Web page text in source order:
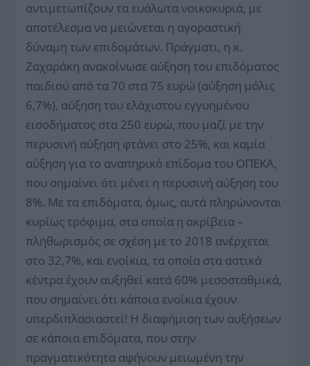
αντιμετωπίζουν τα ευάλωτα νοικοκυριά, με
αποτέλεσμα να μειώνεται η αγοραστική
δύναμη των επιδομάτων. Πράγματι, η κ.
Ζαχαράκη ανακοίνωσε αύξηση του επιδόματος
παιδιού από τα 70 στα 75 ευρώ (αύξηση μόλις
6,7%), αύξηση του ελάχιστου εγγυημένου
εισοδήματος στα 250 ευρώ, που μαζί με την
περυσινή αύξηση φτάνει στο 25%, και καμία
αύξηση για το αναπηρικό επίδομα του ΟΠΕΚΑ,
που σημαίνει ότι μένει η περυσινή αύξηση του
8%. Με τα επιδόματα, όμως, αυτά πληρώνονται
κυρίως τρόφιμα, στα οποία η ακρίβεια –
πληθωρισμός σε σχέση με το 2018 ανέρχεται
στο 32,7%, και ενοίκια, τα οποία στα αστικά
κέντρα έχουν αυξηθεί κατά 60% μεσοσταθμικά,
που σημαίνει ότι κάποια ενοίκια έχουν
υπερδιπλασιαστεί! Η διαφήμιση των αυξήσεων
σε κάποια επιδόματα, που στην
πραγματικότητα αφήνουν μειωμένη την